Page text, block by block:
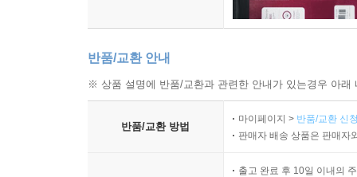
반품/교환 안내
※ 상품 설명에 반품/교환과 관련한 안내가 있는경우 아
반품/교환 방법
마이페이지 > 반품/교환 신
판매자 배송 상품은 판매자
출고 완료 후 10일 이내의